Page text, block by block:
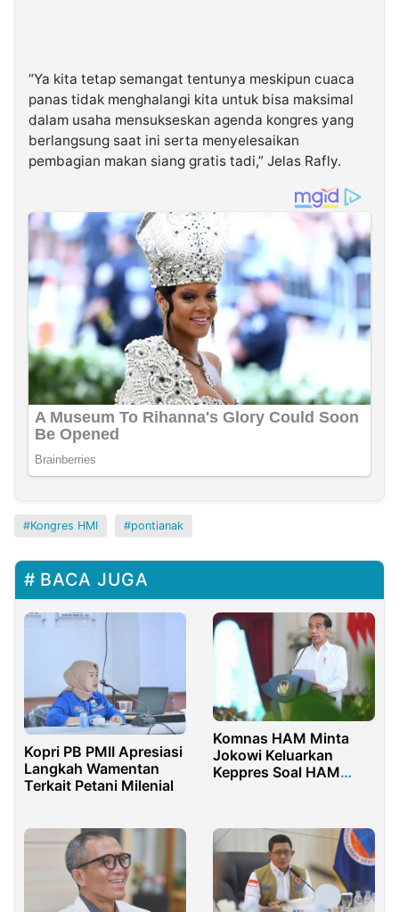
“Ya kita tetap semangat tentunya meskipun cuaca
panas tidak menghalangi kita untuk bisa maksimal
dalam usaha mensukseskan agenda kongres yang
berlangsung saat ini serta menyelesaikan
pembagian makan siang gratis tadi,” Jelas Rafly.
Kongres HMI pontianak
BACA JUGA
Kopri PB PMII Apresiasi
Langkah Wamentan
Terkait Petani Milenial
Komnas HAM Minta
Jokowi Keluarkan
Keppres Soal HAM